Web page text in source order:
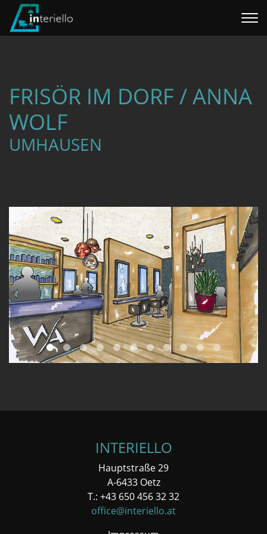
WILLHABEN SHOP
FRISÖR IM DORF / ANNA
WOLF
UMHAUSEN
INTERIELLO
Hauptstraße 29
A-6433 Oetz
T.: +43 650 456 32 32
office@interiello.at